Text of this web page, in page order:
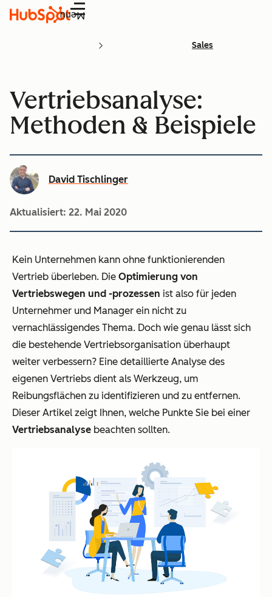
Menü
Sales
Vertriebsanalyse:
Methoden & Beispiele
David Tischlinger
Aktualisiert: 22. Mai 2020
Kein Unternehmen kann ohne funktionierenden
Vertrieb überleben. Die Optimierung von
Vertriebswegen und -prozessen ist also für jeden
Unternehmer und Manager ein nicht zu
vernachlässigendes Thema. Doch wie genau lässt sich
die bestehende Vertriebsorganisation überhaupt
weiter verbessern? Eine detaillierte Analyse des
eigenen Vertriebs dient als Werkzeug, um
Reibungsflächen zu identifizieren und zu entfernen.
Dieser Artikel zeigt Ihnen, welche Punkte Sie bei einer
Vertriebsanalyse beachten sollten.